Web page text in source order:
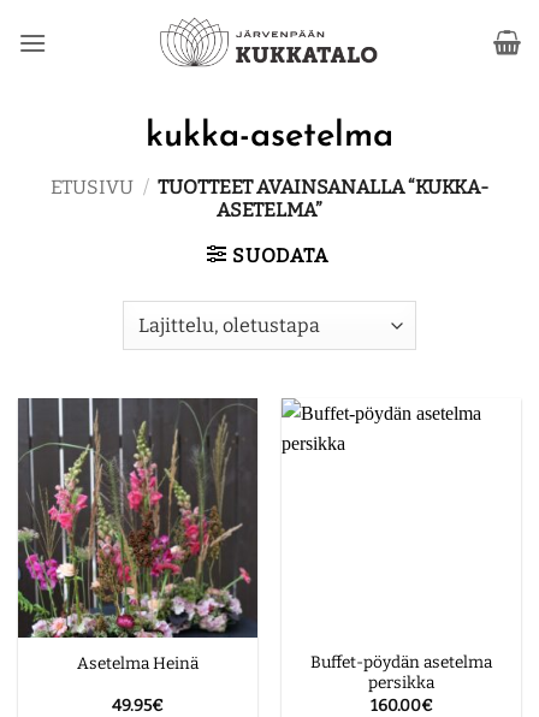
kukka-asetelma
ETUSIVU / TUOTTEET AVAINSANALLA “KUKKA-
ASETELMA”
SUODATA
Asetelma Heinä
49.95€
Buffet-pöydän asetelma
persikka
160.00€